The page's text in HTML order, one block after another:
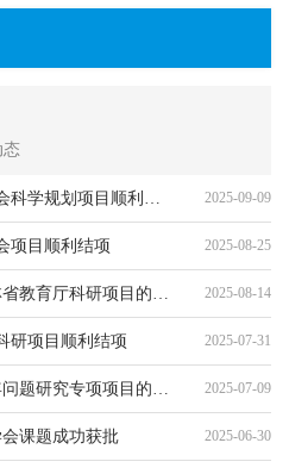
态
喜报：学校6项四平市哲学社会科学规划项目顺利结项 2025-09-09
项目顺利结项 2025-08-25
关于拟推荐申报2026年度吉林省教育厅科研项目的公示 2025-08-14
研项目顺利结项 2025-07-31
关于拟推荐申报吉林省青少年问题研究专项项目的公示 2025-07-09
课题成功获批 2025-06-30